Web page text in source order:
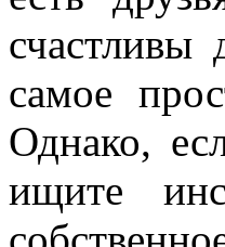
счастливы
самое
Однако,
ищите